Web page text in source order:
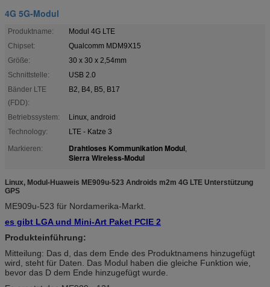
4G 5G-Modul
Produktname:
Modul 4G LTE
Chipset:
Qualcomm MDM9X15
Größe:
30 x 30 x 2,54mm
Schnittstelle:
USB 2.0
Bänder LTE
(FDD):
B2, B4, B5, B17
Betriebssystem:
Linux, android
Technology:
LTE - Katze 3
Markieren:
Drahtloses Kommunikation Modul,
Sierra Wireless-Modul
Linux, Modul-Huaweis ME909u-523 Androids m2m 4G LTE Unterstützung
GPS
ME909u-523 für Nordamerika-Markt.
es gibt LGA und Mini-Art Paket PCIE 2
Produkteinführung:
Mitteilung: Das d, das dem Ende des Produktnamens hinzugefügt
wird, steht für Daten. Das Modul haben die gleiche Funktion wie,
bevor das D dem Ende hinzugefügt wurde.